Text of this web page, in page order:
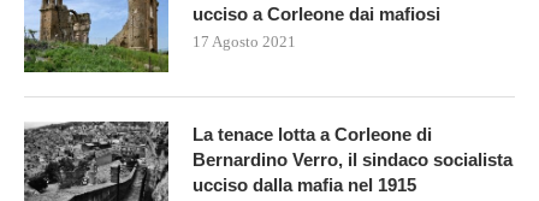
ucciso a Corleone dai mafiosi
17 Agosto 2021
La tenace lotta a Corleone di
Bernardino Verro, il sindaco socialista
ucciso dalla mafia nel 1915